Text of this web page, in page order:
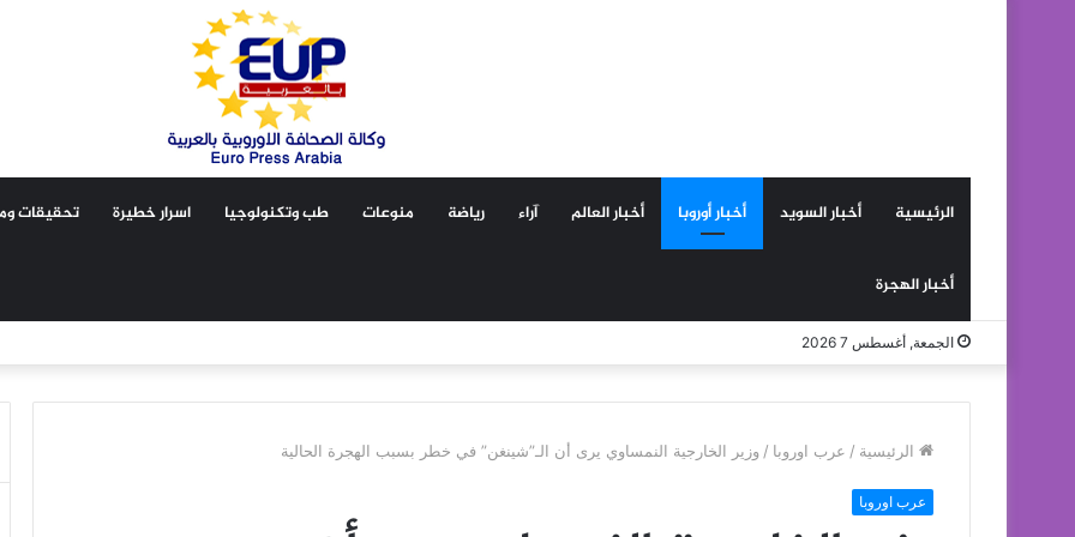
الرئيسية أخبار السويد أخبار أوروبا أخبار العالم آراء رياضة منوعات طب وتكنولوجيا اسرار خطيرة تحقيقات
أخبار الهجرة
الجمعة, أغسطس 7 2026
الرئيسية / عرب اوروبا / وزير الخارجية النمساوي يرى أن الـ”شينغن” في خطر بسبب الهجرة الحالية
عرب اوروبا